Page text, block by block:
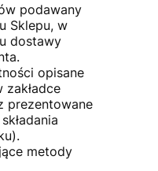
podawany
Sklepu, w
dostawy
opisane
zakładce
prezentowane
metody